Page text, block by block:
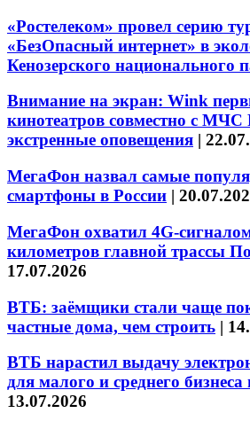
«Ростелеком» провел серию
«БезОпасный интернет» в
Кенозерского национального
Внимание на экран: Wink
кинотеатров совместно с МЧС
экстренные оповещения |
МегаФон назвал самые
смартфоны в России |
МегаФон охватил 4G-
километров главной трассы
17.07.2026
ВТБ: заёмщики стали чаще
частные дома, чем строить |
ВТБ нарастил выдачу
для малого и среднего
13.07.2026